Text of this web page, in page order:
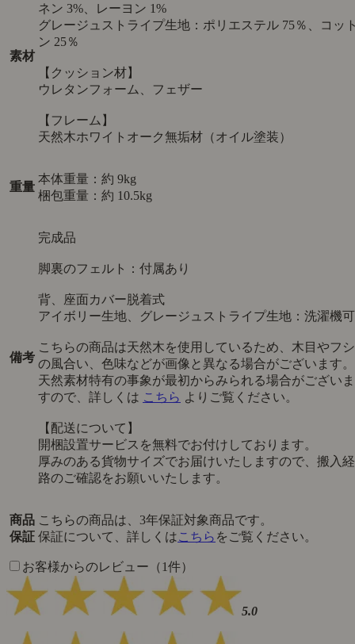
素材
ネン 3%、レーヨン 1%
グレージュストライプ生地：ポリエステル 75％、コッ
ン 25％
【クッション材】
ウレタンフォーム、フェザー
【フレーム】
天然木ホワイトオーク無垢材（オイル塗装）
重量
本体重量：約 9kg
梱包重量：約 10.5kg
備考
完成品
脚裏のフェルト：付属あり
背、座面カバー脱着式
アイボリー生地、グレージュストライプ生地：洗濯機可
こちらの商品は天然木を使用しているため、木目やフシ
の風合い、色味などが画像と異なる場合がございます。
天然素材特有の事象が最初からみられる場合がございま
すので、詳しくは こちら よりご覧ください。
【配送について】
開梱設置サービスを無料でお付けしております。
厚みのある貨物サイズでお届けいたしますので、搬入経
路のご確認をお願いいたします。
商品
保証
こちらの商品は、3年保証対象商品です。
保証について、詳しくはこちら をご覧ください。
お客様からのレビュー（1件）
5.0